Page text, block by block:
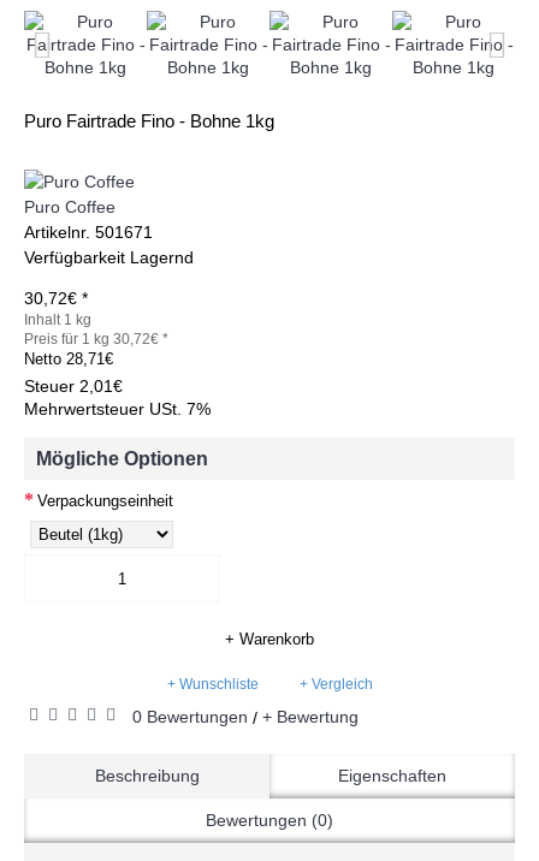
Puro Fairtrade Fino - Bohne 1kg
Puro Coffee
Artikelnr. 501671
Verfügbarkeit Lagernd
30,72€ *
Inhalt 1 kg
Preis für 1 kg 30,72€ *
Netto 28,71€
Steuer 2,01€
Mehrwertsteuer USt. 7%
Mögliche Optionen
Verpackungseinheit
+ Warenkorb
+ Wunschliste + Vergleich
0 Bewertungen / + Bewertung
Beschreibung Eigenschaften
Bewertungen (0)